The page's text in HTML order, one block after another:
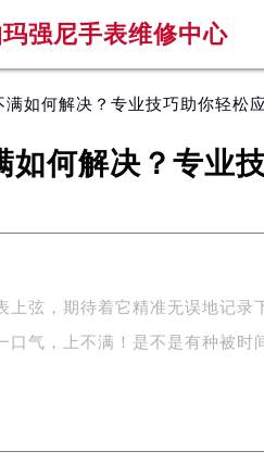
强尼手表维修中心
如何解决？专业技巧助你轻松
如何解决？专业
弦，期待着它精准无误地记录
气，上不满！是不是有种被时